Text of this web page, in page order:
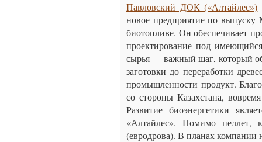
Павловский ДОК («Алтайлес»)
новое предприятие по
биотопливе. Он обеспечивает
проектирование под
сырья — важный шаг, который
заготовки до переработки
промышленности продукт.
со стороны Казахстана,
Развитие биоэнергетики
«Алтайлес». Помимо пеллет,
(евродрова). В планах